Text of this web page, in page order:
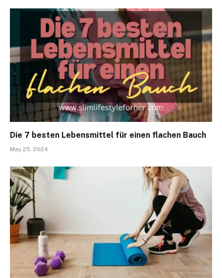
Die 7 besten Lebensmittel für einen flachen Bauch
May 25, 2024